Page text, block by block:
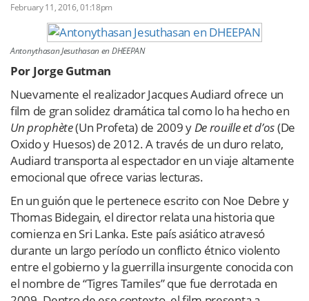
Iniciar sesión con Clascal
February 11, 2016, 01:18pm
Antonythasan Jesuthasan en DHEEPAN
Por Jorge Gutman
Nuevamente el realizador Jacques Audiard ofrece un
film de gran solidez dramática tal como lo ha hecho en
Un prophète(Un Profeta) de 2009 yDe rouille et d’os(De
Oxido y Huesos) de 2012. A través de un duro relato,
Audiard transporta al espectador en un viaje altamente
emocional que ofrece varias lecturas.
En un guión que le pertenece escrito con Noe Debre y
Thomas Bidegain, el director relata una historia que
comienza en Sri Lanka. Este país asiático atravesó
durante un largo período un conflicto étnico violento
entre el gobierno y la guerrilla insurgente conocida con
el nombre de “Tigres Tamiles” que fue derrotada en